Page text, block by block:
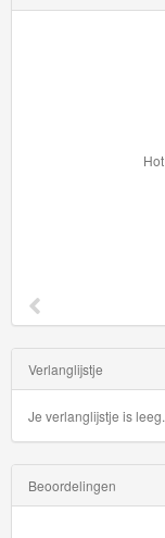
Verlanglijstje
Je verlanglijstje is leeg.
Beoordelingen